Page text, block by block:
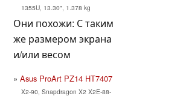
1355U, 13.30", 1.378 kg
Они похожи: С таким
же размером экрана
и/или весом
Asus ProArt PZ14 HT7407
X2-90, Snapdragon X2 X2E-88-